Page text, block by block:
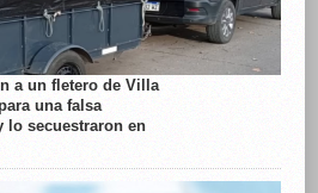
a un fletero de Villa
una falsa
lo secuestraron en